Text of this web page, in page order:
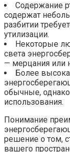
Содержание
содержат
разбитии
утилизации.
Некоторые
света
— мерцания или
Более
обычные,
использования.
Понимание
решение о том,
вашего